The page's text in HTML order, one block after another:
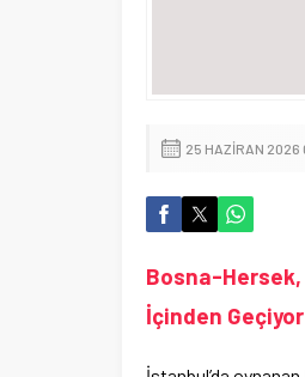
25 HAZIRAN 2026
Bosna-Hersek,
İçinden Geçiyor